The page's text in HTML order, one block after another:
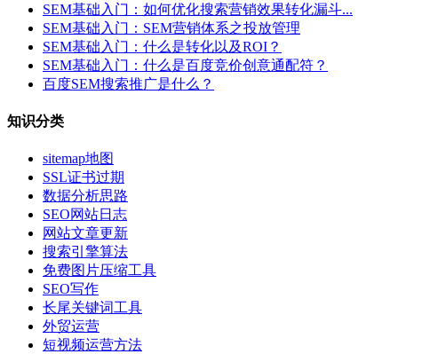
SEM基础入门：如何优化搜索营销效果转化漏斗...
SEM基础入门：SEM营销体系之投放管理
SEM基础入门：什么是转化以及ROI？
SEM基础入门：什么是百度竞价创意通配符？
百度SEM搜索推广是什么？
知识分类
sitemap地图
SSL证书过期
数据分析思路
SEO网站日志
网站文章更新
搜索引擎算法
免费图片压缩工具
SEO写作
长尾关键词工具
外贸运营
短视频运营方法